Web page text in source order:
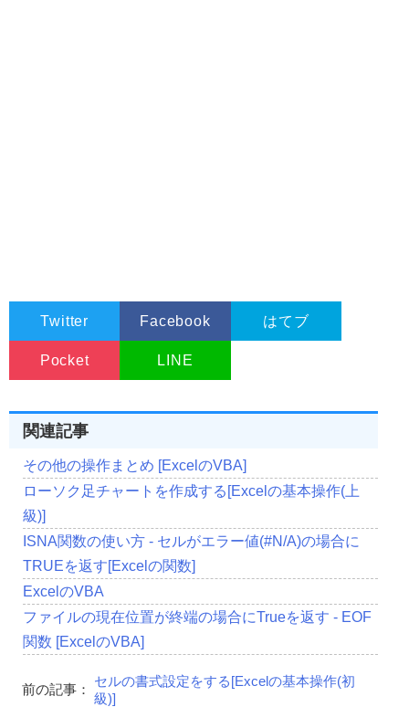
Twitter Facebook はてブ
Pocket LINE
関連記事
その他の操作まとめ [ExcelのVBA]
ローソク足チャートを作成する[Excelの基本操作(上
級)]
ISNA関数の使い方 - セルがエラー値(#N/A)の場合に
TRUEを返す[Excelの関数]
ExcelのVBA
ファイルの現在位置が終端の場合にTrueを返す - EOF
関数 [ExcelのVBA]
前の記事：
セルの書式設定をする[Excelの基本操作(初
級)]